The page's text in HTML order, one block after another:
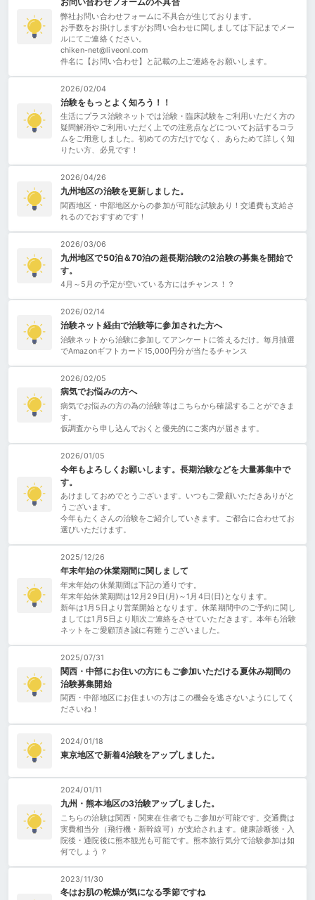
弊社お問い合わせフォームに不具合が生じております。
お手数をお掛けしますがお問い合わせに関しましては下記までメー
ルにてご連絡ください。
chiken-net@liveonl.com
件名に【お問い合わせ】と記載の上ご連絡をお願いします。
2026/02/04
治験をもっとよく知ろう！！
生活にプラス治験ネットでは治験・臨床試験をご利用いただく方の
疑問解消やご利用いただく上での注意点などについてお話するコラ
ムをご用意しました。初めての方だけでなく、あらためて詳しく知
りたい方、必見です！
2026/04/26
九州地区の治験を更新しました。
関西地区・中部地区からの参加が可能な試験あり！交通費も支給さ
れるのでおすすめです！
2026/03/06
九州地区で50泊＆70泊の超長期治験の2治験の募集を開始で
す。
4月～5月の予定が空いている方にはチャンス！？
2026/02/14
治験ネット経由で治験等に参加された方へ
治験ネットから治験に参加してアンケートに答えるだけ。毎月抽選
でAmazonギフトカード15,000円分が当たるチャンス
2026/02/05
病気でお悩みの方へ
病気でお悩みの方の為の治験等はこちらから確認することができま
す。
仮調査から申し込んでおくと優先的にご案内が届きます。
2026/01/05
今年もよろしくお願いします。長期治験などを大量募集中で
す。
あけましておめでとうございます。いつもご愛顧いただきありがと
うございます。
今年もたくさんの治験をご紹介していきます。ご都合に合わせてお
選びいただけます。
2025/12/26
年末年始の休業期間に関しまして
年末年始の休業期間は下記の通りです。
年末年始休業期間は12月29日(月)～1月4日(日)となります。
新年は1月5日より営業開始となります。休業期間中のご予約に関し
ましては1月5日より順次ご連絡をさせていただきます。本年も治験
ネットをご愛顧頂き誠に有難うございました。
2025/07/31
関西・中部にお住いの方にもご参加いただける夏休み期間の
治験募集開始
関西・中部地区にお住まいの方はこの機会を逃さないようにしてく
ださいね！
2024/01/18
東京地区で新着4治験をアップしました。
2024/01/11
九州・熊本地区の3治験アップしました。
こちらの治験は関西・関東在住者でもご参加が可能です。交通費は
実費相当分（飛行機・新幹線可）が支給されます。健康診断後・入
院後・通院後に熊本観光も可能です。熊本旅行気分で治験参加は如
何でしょう？
2023/11/30
冬はお肌の乾燥が気になる季節ですね